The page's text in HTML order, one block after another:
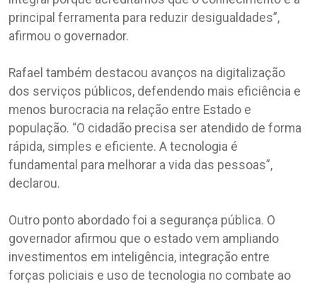
principal ferramenta para reduzir desigualdades”,
afirmou o governador.
Rafael também destacou avanços na digitalização
dos serviços públicos, defendendo mais eficiência e
menos burocracia na relação entre Estado e
população. “O cidadão precisa ser atendido de forma
rápida, simples e eficiente. A tecnologia é
fundamental para melhorar a vida das pessoas”,
declarou.
Outro ponto abordado foi a segurança pública. O
governador afirmou que o estado vem ampliando
investimentos em inteligência, integração entre
forças policiais e uso de tecnologia no combate ao